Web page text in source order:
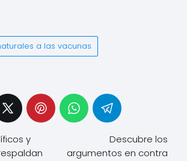
a las vacunas
y
Descubre los
argumentos en contra